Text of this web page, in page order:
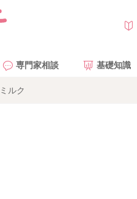
専門家相談 基礎知識
ミルク